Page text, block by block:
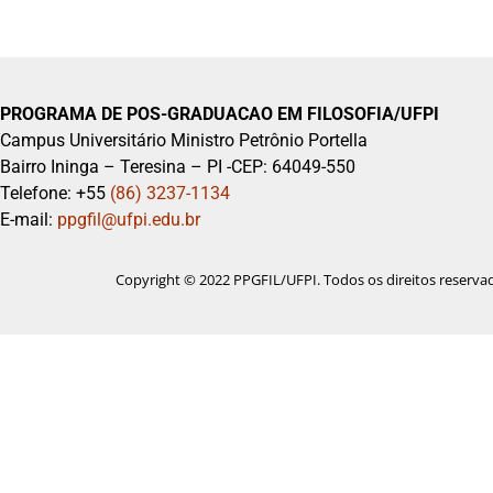
PROGRAMA DE POS-GRADUACAO EM FILOSOFIA/UFPI
Campus Universitário Ministro Petrônio Portella
Bairro Ininga – Teresina – PI -CEP: 64049-550
Telefone: +55 (86) 3237-1134
E-mail: ppgfil@ufpi.edu.br
Copyright © 2022 PPGFIL/UFPI. Todos os direitos